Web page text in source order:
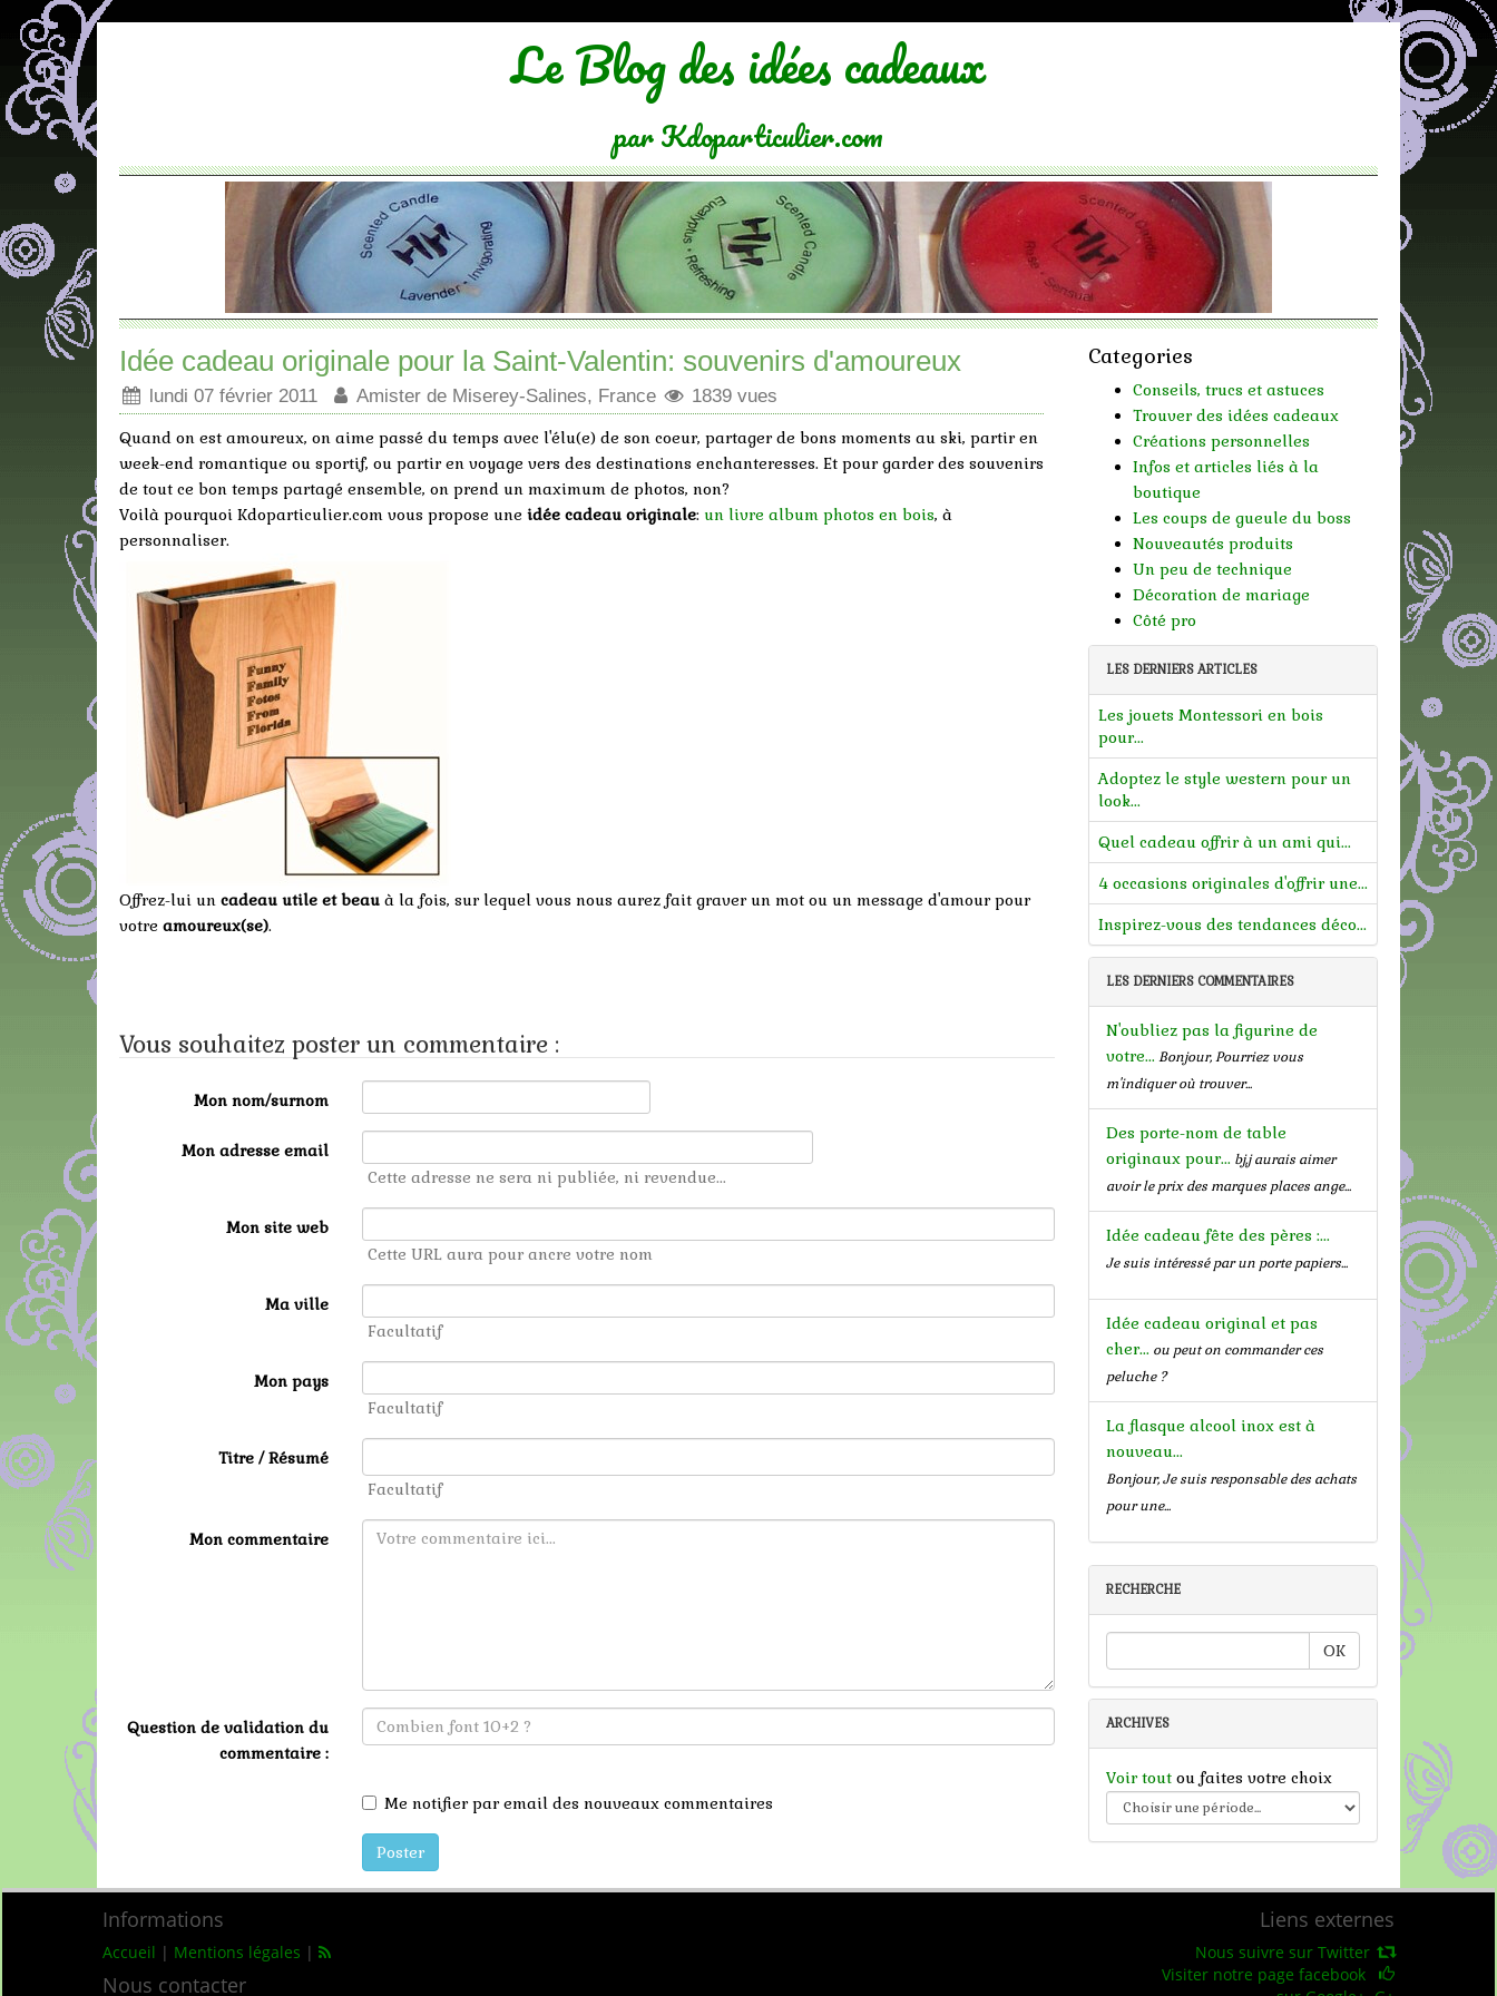
Le Blog des idées cadeaux
par Kdoparticulier.com
Idée cadeau originale pour la Saint-Valentin: souvenirs d'amoureux
lundi 07 février 2011 Amister de Miserey-Salines, France 1839 vues
Quand on est amoureux, on aime passé du temps avec l'élu(e) de son coeur, partager de bons moments au ski, partir en
week-end romantique ou sportif, ou partir en voyage vers des destinations enchanteresses. Et pour garder des souvenirs
de tout ce bon temps partagé ensemble, on prend un maximum de photos, non?
Voilà pourquoi Kdoparticulier.com vous propose une idée cadeau originale: un livre album photos en bois, à
personnaliser.
Offrez-lui un cadeau utile et beau à la fois, sur lequel vous nous aurez fait graver un mot ou un message d'amour pour
votre amoureux(se).
Vous souhaitez poster un commentaire :
Mon nom/surnom
Mon adresse email
Cette adresse ne sera ni publiée, ni revendue...
Mon site web
Cette URL aura pour ancre votre nom
Ma ville
Facultatif
Mon pays
Facultatif
Titre / Résumé
Facultatif
Mon commentaire
Question de validation du
commentaire :
Me notifier par email des nouveaux commentaires
Poster
Categories
Conseils, trucs et astuces
Trouver des idées cadeaux
Créations personnelles
Infos et articles liés à la
boutique
Les coups de gueule du boss
Nouveautés produits
Un peu de technique
Décoration de mariage
Côté pro
LES DERNIERS ARTICLES
Les jouets Montessori en bois
pour...
Adoptez le style western pour un
look...
Quel cadeau offrir à un ami qui...
4 occasions originales d'offrir une...
Inspirez-vous des tendances déco...
LES DERNIERS COMMENTAIRES
N'oubliez pas la figurine de
votre... Bonjour, Pourriez vous
m'indiquer où trouver...
Des porte-nom de table
originaux pour... bj,j aurais aimer
avoir le prix des marques places ange...
Idée cadeau fête des pères :...
Je suis intéressé par un porte papiers...
Idée cadeau original et pas
cher... ou peut on commander ces
peluche ?
La flasque alcool inox est à
nouveau...
Bonjour, Je suis responsable des achats
pour une...
RECHERCHE
OK
ARCHIVES
Voir tout ou faites votre choix
Informations
Accueil | Mentions légales |
Nous contacter
Liens externes
Nous suivre sur Twitter
Visiter notre page facebook